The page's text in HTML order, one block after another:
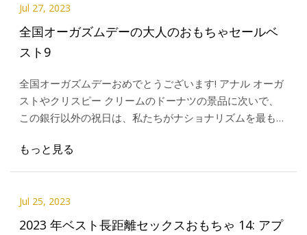
Jul 27, 2023
全国オーガズムデーの大人のおもちゃセールベ
スト9
全国オーガズムデーおめでとうございます! アナル オーガ
ストやクリスピー クリームのドーナツの景品に次いで、
この銀行以外の祝日は、私たちがナショナリズムを最も大
的なものがあるだろうか
もっと見る
Jul 25, 2023
2023 年ベスト長距離セックスおもちゃ 14: アプ